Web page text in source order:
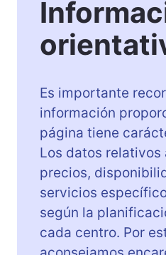
Es importante
información
página tiene
Los datos relativos
precios,
servicios
según la
cada centro. Por